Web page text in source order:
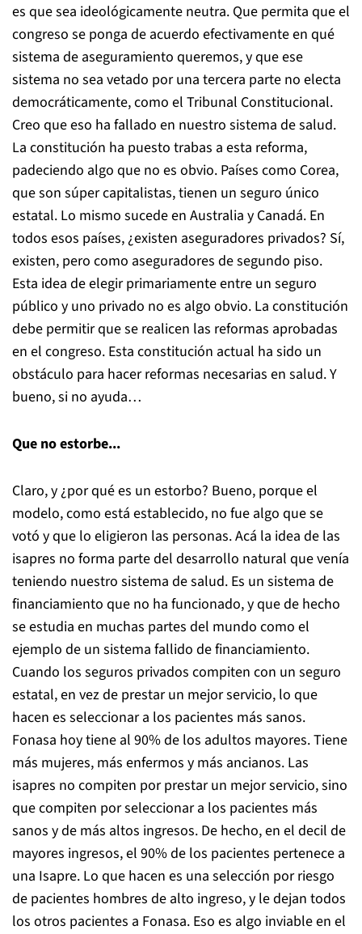
es que sea ideológicamente neutra. Que permita que el
congreso se ponga de acuerdo efectivamente en qué
sistema de aseguramiento queremos, y que ese
sistema no sea vetado por una tercera parte no electa
democráticamente, como el Tribunal Constitucional.
Creo que eso ha fallado en nuestro sistema de salud.
La constitución ha puesto trabas a esta reforma,
padeciendo algo que no es obvio. Países como Corea,
que son súper capitalistas, tienen un seguro único
estatal. Lo mismo sucede en Australia y Canadá. En
todos esos países, ¿existen aseguradores privados? Sí,
existen, pero como aseguradores de segundo piso.
Esta idea de elegir primariamente entre un seguro
público y uno privado no es algo obvio. La constitución
debe permitir que se realicen las reformas aprobadas
en el congreso. Esta constitución actual ha sido un
obstáculo para hacer reformas necesarias en salud. Y
bueno, si no ayuda…
Que no estorbe...
Claro, y ¿por qué es un estorbo? Bueno, porque el
modelo, como está establecido, no fue algo que se
votó y que lo eligieron las personas. Acá la idea de las
isapres no forma parte del desarrollo natural que venía
teniendo nuestro sistema de salud. Es un sistema de
financiamiento que no ha funcionado, y que de hecho
se estudia en muchas partes del mundo como el
ejemplo de un sistema fallido de financiamiento.
Cuando los seguros privados compiten con un seguro
estatal, en vez de prestar un mejor servicio, lo que
hacen es seleccionar a los pacientes más sanos.
Fonasa hoy tiene al 90% de los adultos mayores. Tiene
más mujeres, más enfermos y más ancianos. Las
isapres no compiten por prestar un mejor servicio, sino
que compiten por seleccionar a los pacientes más
sanos y de más altos ingresos. De hecho, en el decil de
mayores ingresos, el 90% de los pacientes pertenece a
una Isapre. Lo que hacen es una selección por riesgo
de pacientes hombres de alto ingreso, y le dejan todos
los otros pacientes a Fonasa. Eso es algo inviable en el